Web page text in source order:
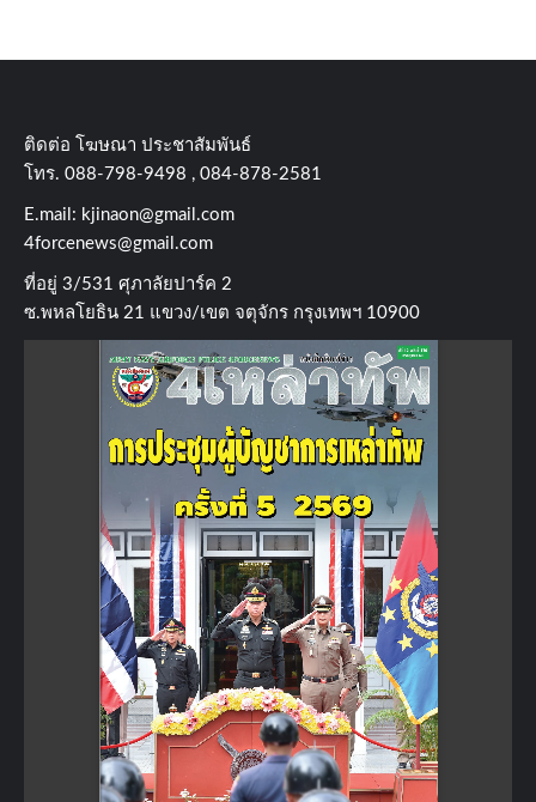
ติดต่อ​ โฆษณา​ ประชาสัมพันธ์
โทร​. 088-798-9498 , 084-878-2581
E.mail: kjinaon@gmail.com
4forcenews@gmail.com
ที่อยู่​ 3/531​ ศุภาลัยปาร์ค​ 2
ซ.พหลโยธิน​ 21​ แขวง/เขต​ จตุจักร​ กรุงเทพฯ 10900